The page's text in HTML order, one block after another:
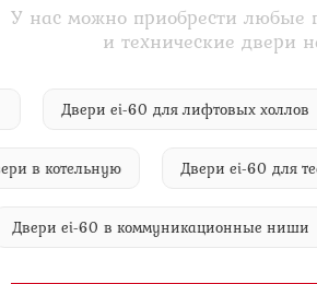
У нас можно приобрести любые
и технические двери
Двери ei-60 для лифтовых
котельную Двери ei-60 для
Двери ei-60 в коммуникационные